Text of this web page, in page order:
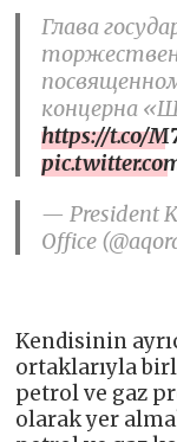
Глава
концерна
https://t.co/
— President
Office
Kendisinin
ortaklarıyla
petrol ve gaz
olarak yer